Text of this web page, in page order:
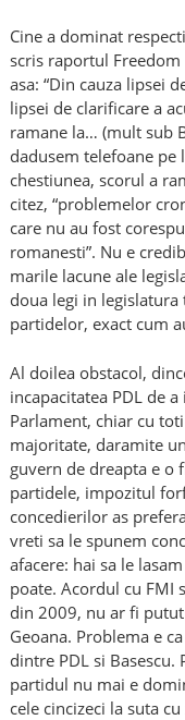
Cine a dominat
scris raportul Freedom
asa: “Din cauza lipsei
lipsei de clarificare a
ramane la… (mult sub
dadusem telefoane
chestiunea, scorul a
citez, “problemelor
care nu au fost
romanesti”. Nu e
marile lacune ale
doua legi in
partidelor, exact cum
Al doilea obstacol,
incapacitatea PDL de
Parlament, chiar cu
majoritate, daramite
guvern de dreapta e o
partidele, impozitul
concedierilor as
vreti sa le spunem
afacere: hai sa le
poate. Acordul cu FMI
din 2009, nu ar fi
Geoana. Problema e
dintre PDL si
partidul nu mai e
cele cincizeci la suta